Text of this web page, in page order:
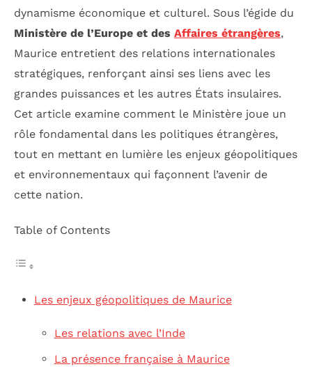
dynamisme économique et culturel. Sous l’égide du
Ministère de l’Europe et des Affaires étrangères,
Maurice entretient des relations internationales
stratégiques, renforçant ainsi ses liens avec les
grandes puissances et les autres États insulaires.
Cet article examine comment le Ministère joue un
rôle fondamental dans les politiques étrangères,
tout en mettant en lumière les enjeux géopolitiques
et environnementaux qui façonnent l’avenir de
cette nation.
Table of Contents
Les enjeux géopolitiques de Maurice
Les relations avec l’Inde
La présence française à Maurice